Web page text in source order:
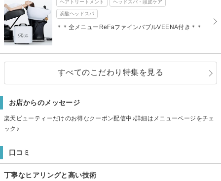
ヘアトリートメント ヘッドスパ・頭皮ケア
炭酸ヘッドスパ
＊＊全メニューReFaファインバブルVEENA付き＊＊
すべてのこだわり特集を見る
お店からのメッセージ
楽天ビューティーだけのお得なクーポン配信中♪詳細はメニューページをチェ
ック♪
口コミ
丁寧なヒアリングと高い技術